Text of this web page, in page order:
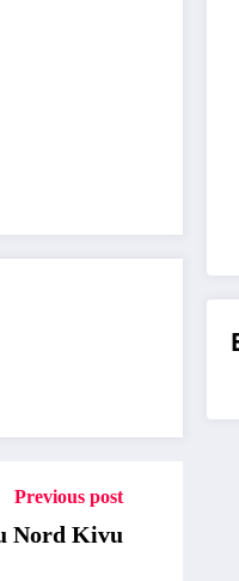
Previous post
Nord Kivu